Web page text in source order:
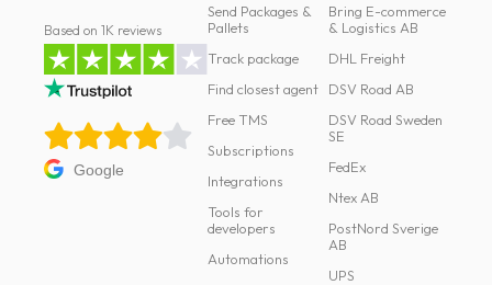
Based on 1K reviews
Google
Send Packages &
Pallets
Track package
Find closest agent
Free TMS
Subscriptions
Integrations
Tools for
developers
Automations
Bring E-commerce
& Logistics AB
DHL Freight
DSV Road AB
DSV Road Sweden
SE
FedEx
Ntex AB
PostNord Sverige
AB
UPS